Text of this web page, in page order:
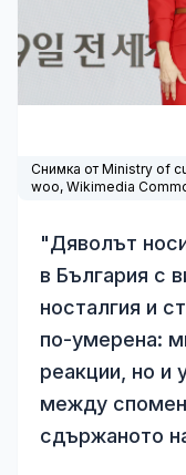
Снимка от Ministry of
woo, Wikimedia
"Дяволът
в България с
носталгия и
по-умерена:
реакции, но и
между
сдържаното